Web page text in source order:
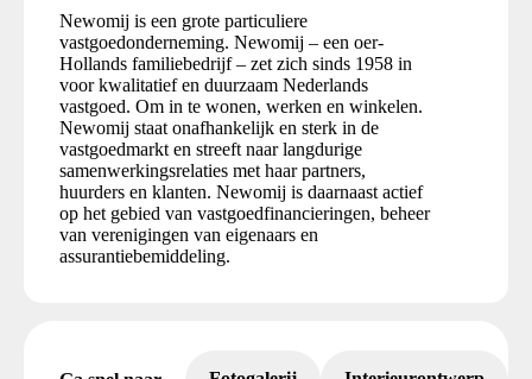
Newomij is een grote particuliere
vastgoedonderneming. Newomij – een oer-
Hollands familiebedrijf – zet zich sinds 1958 in
voor kwalitatief en duurzaam Nederlands
vastgoed. Om in te wonen, werken en winkelen.
Newomij staat onafhankelijk en sterk in de
vastgoedmarkt en streeft naar langdurige
samenwerkingsrelaties met haar partners,
huurders en klanten. Newomij is daarnaast actief
op het gebied van vastgoedfinancieringen, beheer
van verenigingen van eigenaars en
assurantiebemiddeling.